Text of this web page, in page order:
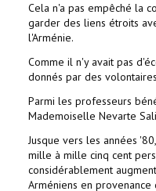
Cela n'a pas empêché la
garder des liens étroits
l'Arménie.
Comme il n'y avait pas
donnés par des
Parmi les professeurs
Mademoiselle Nevarte
Jusque vers les années
mille à mille cinq cent
considérablement
Arméniens en